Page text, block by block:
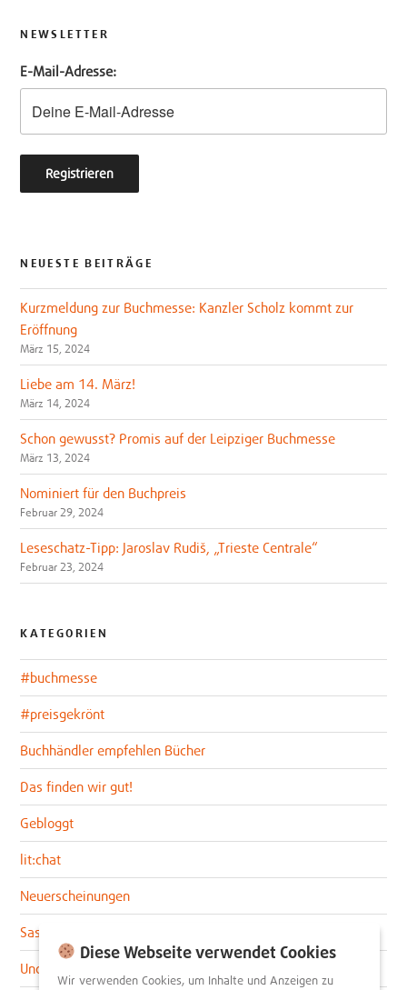
NEWSLETTER
E-Mail-Adresse:
NEUESTE BEITRÄGE
Kurzmeldung zur Buchmesse: Kanzler Scholz kommt zur
Eröffnung
März 15, 2024
Liebe am 14. März!
März 14, 2024
Schon gewusst? Promis auf der Leipziger Buchmesse
März 13, 2024
Nominiert für den Buchpreis
Februar 29, 2024
Leseschatz-Tipp: Jaroslav Rudiš, „Trieste Centrale“
Februar 23, 2024
KATEGORIEN
#buchmesse
#preisgekrönt
Buchhändler empfehlen Bücher
Das finden wir gut!
Gebloggt
lit:chat
Neuerscheinungen
Sascha im lit:blog
Uncategorized
Diese Webseite verwendet Cookies
Wir verwenden Cookies, um Inhalte und Anzeigen zu